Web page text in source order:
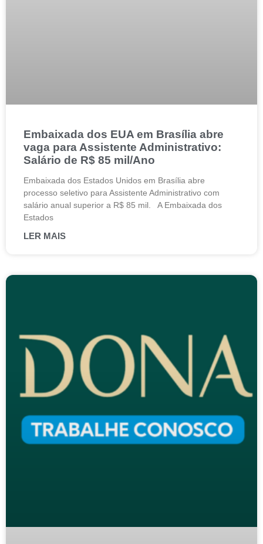
Embaixada dos EUA em Brasília abre
vaga para Assistente Administrativo:
Salário de R$ 85 mil/Ano
Embaixada dos Estados Unidos em Brasília abre
processo seletivo para Assistente Administrativo com
salário anual superior a R$ 85 mil. A Embaixada dos
Estados
LER MAIS